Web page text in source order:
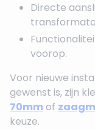
Directe
voorop.
Voor nieuwe
gewenst is, zijn
70mm of
keuze.